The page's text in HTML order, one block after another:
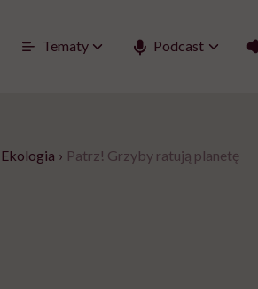
Tematy Podcast
Ekologia › Patrz! Grzyby ratują planetę